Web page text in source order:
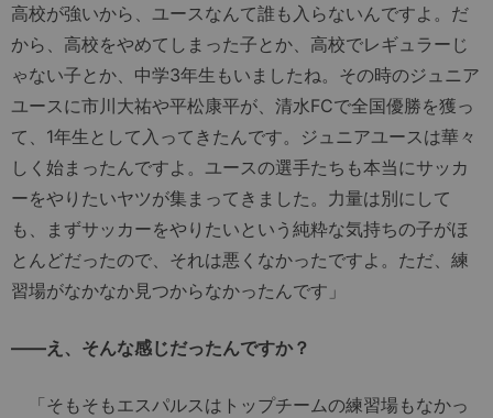
高校が強いから、ユースなんて誰も入らないんですよ。だ
から、高校をやめてしまった子とか、高校でレギュラーじ
ゃない子とか、中学3年生もいましたね。その時のジュニア
ユースに市川大祐や平松康平が、清水FCで全国優勝を獲っ
て、1年生として入ってきたんです。ジュニアユースは華々
しく始まったんですよ。ユースの選手たちも本当にサッカ
ーをやりたいヤツが集まってきました。力量は別にして
も、まずサッカーをやりたいという純粋な気持ちの子がほ
とんどだったので、それは悪くなかったですよ。ただ、練
習場がなかなか見つからなかったんです」
――え、そんな感じだったんですか？
「そもそもエスパルスはトップチームの練習場もなかっ